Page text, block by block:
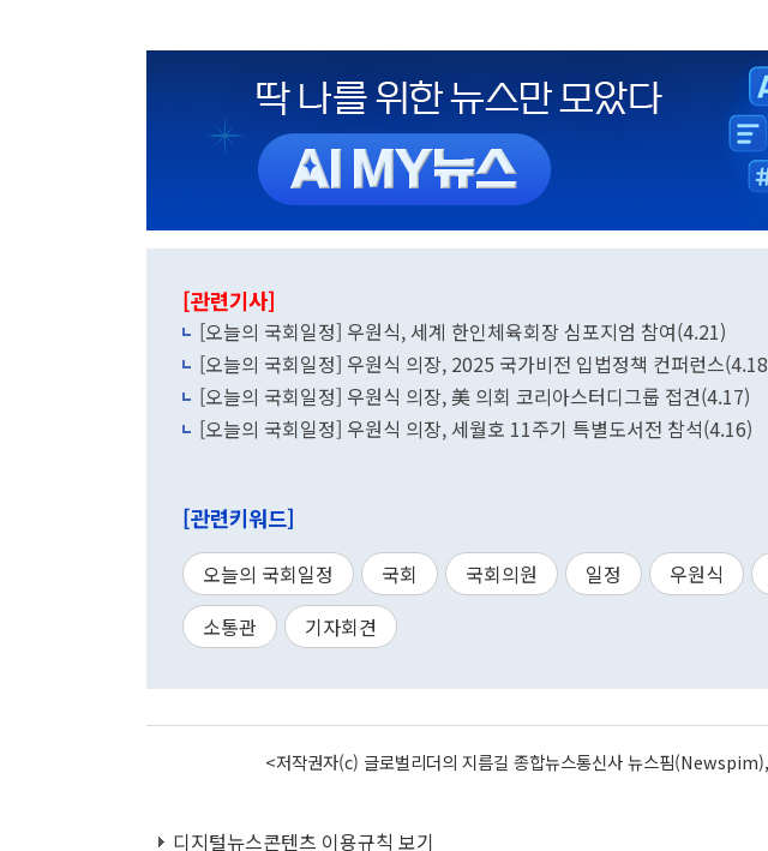
[관련기사]
[오늘의 국회일정] 우원식, 세계 한인체육회장 심포지엄 참여(4.21)
[오늘의 국회일정] 우원식 의장, 2025 국가비전 입법정책 컨퍼런스
[오늘의 국회일정] 우원식 의장, 美 의회 코리아스터디그룹 접견(4.17)
[오늘의 국회일정] 우원식 의장, 세월호 11주기 특별도서전 참석(4.16)
[관련키워드]
오늘의 국회일정 국회 국회의원 일정 우원식
소통관
기자회견
<저작권자(c) 글로벌리더의 지름길 종합뉴스통신사 뉴스핌
디지털뉴스콘텐츠 이용규칙 보기